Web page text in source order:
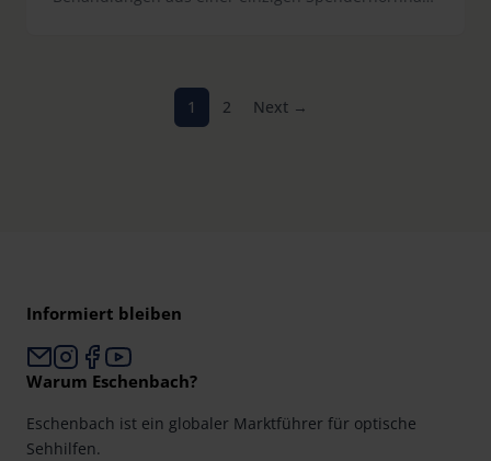
bullöser Keratopathie oder Fuchs-
Hornhautdystrophie. In Japan ist die Therapie
1 2 Next →
Informiert bleiben
Warum Eschenbach?
Eschenbach ist ein globaler Marktführer für optische
Sehhilfen.